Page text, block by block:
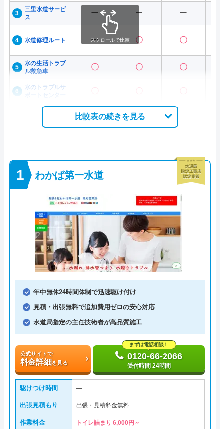
三里水道サービ
ス
ー ー ー
水道修理ルート ー 〇 〇
水の生活トラブ
ル救急車
〇 〇 〇
水のトラブルサ
スクロールで比較
比較表の続きを見る
わかば第一水道
年中無休24時間体制で迅速駆け付け
見積・出張無料で追加費用ゼロの安心対応
水道局指定の主任技術者が高品質施工
公式サイトで
料金詳細を見る
まずは電話相談！
0120-66-2066
受付時間 24時間
駆けつけ時間 ―
出張見積もり 出張・見積料金無料
作業料金 トイレ詰まり 6,000円～